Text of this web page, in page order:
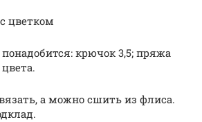
цветком
крючок 3,5; пряжа
а можно сшить из флиса.